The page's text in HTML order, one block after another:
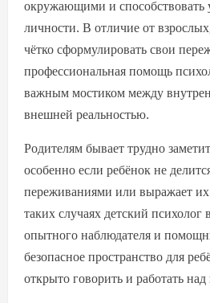
окружающими и
личности. В отличие от
чётко сформулировать свои
профессиональная помощь
важным мостиком между
внешней реальностью.
Родителям бывает трудно
особенно если ребёнок не
переживаниями или выражает
таких случаях детский психолог
опытного наблюдателя и
безопасное пространство для
открыто говорить и работать